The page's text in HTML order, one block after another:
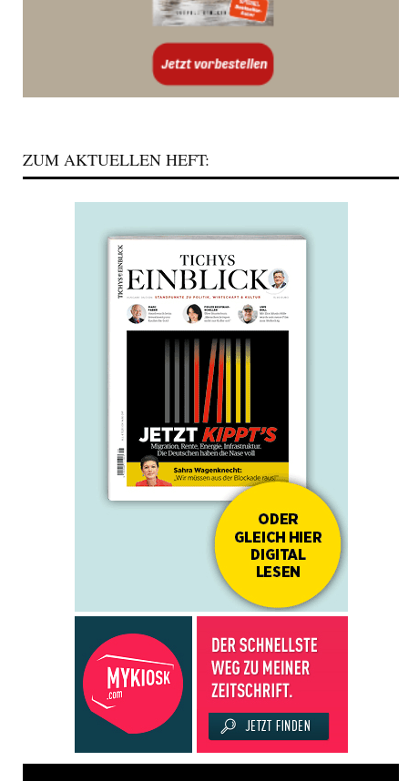
ZUM AKTUELLEN HEFT: